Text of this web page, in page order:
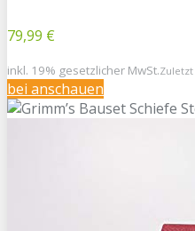
79,99 €
inkl. 19% gesetzlicher MwSt.Zuletzt
bei anschauen